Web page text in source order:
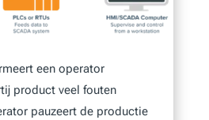
een operator
product veel fouten
pauzeert de productie